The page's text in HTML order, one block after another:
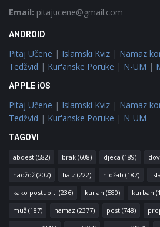
Email: pitajucene@gmail.com
ANDROID
Pitaj Učene | Islamski Kviz | Namaz
Tedžvid | Kur'anske Poruke | N-UM |
APPLE iOS
Pitaj Učene | Islamski Kviz | Namaz
Tedžvid | Kur'anske Poruke | N-UM
TAGOVI
abdest (582) brak (608) djeca (189)
hadždž (207) hajz (222) hidžab (187)
kako postupiti (236) kur'an (580) kurban
muž (187) namaz (2377) post (748)